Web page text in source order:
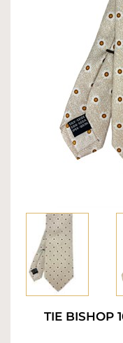
TIE BISHOP